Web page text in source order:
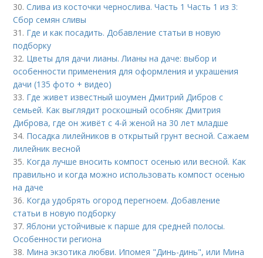
30.Слива из косточки чернослива. Часть 1 Часть 1 из 3:
Сбор семян сливы
31. Где и как посадить. Добавление статьи в новую
подборку
32. Цветы для дачи лианы. Лианы на даче: выбор и
особенности применения для оформления и украшения
дачи (135 фото + видео)
33. Где живет известный шоумен Дмитрий Дибров с
семьей. Как выглядит роскошный особняк Дмитрия
Диброва, где он живёт с 4-й женой на 30 лет младше
34. Посадка лилейников в открытый грунт весной. Сажаем
лилейник весной
35. Когда лучше вносить компост осенью или весной. Как
правильно и когда можно использовать компост осенью
на даче
36. Когда удобрять огород перегноем. Добавление
статьи в новую подборку
37.Яблони устойчивые к парше для средней полосы.
Особенности региона
38. Мина экзотика любви. Ипомея "Динь-динь", или Мина